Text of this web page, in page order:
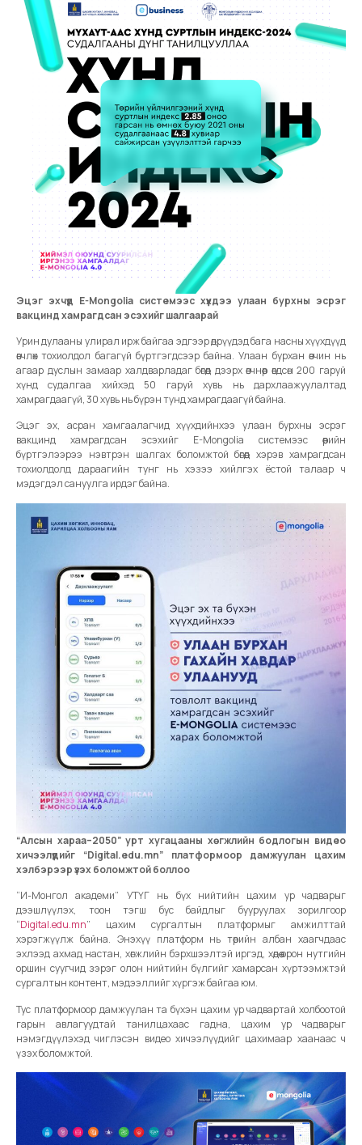
Эцэг эхчүүд E-Mongolia системээс хүүхдээ улаан бурхны эсрэг
вакцинд хамрагдсан эсэхийг шалгаарай
Урин дулааны улирал ирж байгаа эдгээр өдрүүдэд бага насны хүүхдүүд
өвчлөх тохиолдол багагүй бүртгэгдсээр байна. Улаан бурхан өвчин нь
агаар дуслын замаар халдварладаг бөгөөд дээрх өвчнөөр өвдсөн 200 гаруй
хүнд судалгаа хийхэд 50 гаруй хувь нь дархлаажуулалтад
хамрагдаагүй, 30 хувь нь бүрэн тунд хамрагдаагүй байна.
Эцэг эх, асран хамгаалагчид хүүхдийнхээ улаан бурхны эсрэг
вакцинд хамрагдсан эсэхийг E-Mongolia системээс өөрийн
бүртгэлээрээ нэвтрэн шалгах боломжтой бөгөөд хэрэв хамрагдсан
тохиолдолд дараагийн тунг нь хэзээ хийлгэх ёстой талаар ч
мэдэгдэл сануулга ирдэг байна.
“Алсын хараа–2050” урт хугацааны хөгжлийн бодлогын видео
хичээлүүдийг “Digital.edu.mn” платформоор дамжуулан цахим
хэлбэрээр үзэх боломжтой боллоо
“И-Монгол академи” УТҮГ нь бүх нийтийн цахим ур чадварыг
дээшлүүлэх, тоон тэгш бус байдлыг бууруулах зорилгоор
“Digital.edu.mn” цахим сургалтын платформыг амжилттай
хэрэгжүүлж байна. Энэхүү платформ нь төрийн албан хаагчдаас
эхлээд ахмад настан, хөгжлийн бэрхшээлтэй иргэд, хөдөө орон нутгийн
оршин суугчид зэрэг олон нийтийн бүлгийг хамарсан хүртээмжтэй
сургалтын контент, мэдээллийг хүргэж байгаа юм.
Тус платформоор дамжуулан та бүхэн цахим ур чадвартай холбоотой
гарын авлагуудтай танилцахаас гадна, цахим ур чадварыг
нэмэгдүүлэхэд чиглэсэн видео хичээлүүдийг цахимаар хаанаас ч
үзэх боломжтой.